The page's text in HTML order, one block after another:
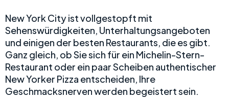
New York City ist vollgestopft mit
Sehenswürdigkeiten, Unterhaltungsangeboten
und einigen der besten Restaurants, die es gibt.
Ganz gleich, ob Sie sich für ein Michelin-Stern-
Restaurant oder ein paar Scheiben authentischer
New Yorker Pizza entscheiden, Ihre
Geschmacksnerven werden begeistert sein.